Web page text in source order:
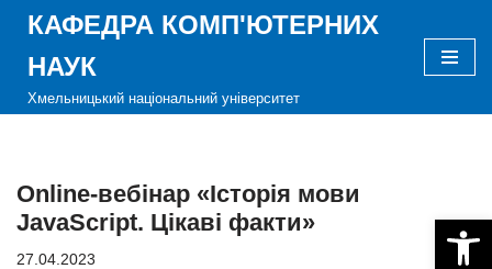
Перейти
вмісту
КАФЕДРА КОМП'ЮТЕРНИХ
НАУК
Хмельницький національний університет
Online-вебінар «Історія мови
JavaScript. Цікаві факти»
27.04.2023